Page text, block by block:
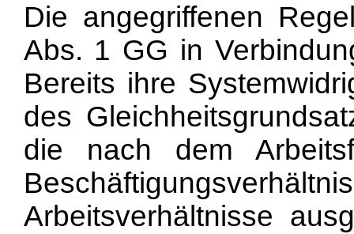
Die angegriffenen
Abs. 1 GG in
Bereits ihre
des
die nach dem
Arbeitsverhältnisse